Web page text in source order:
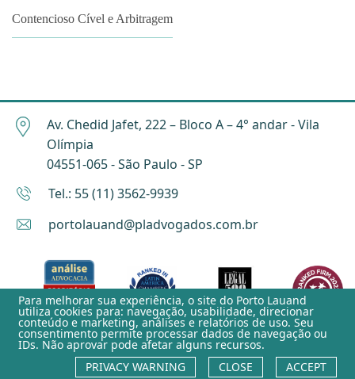
Contencioso Cível e Arbitragem
Av. Chedid Jafet, 222 – Bloco A – 4° andar - Vila
Olímpia
04551-065 - São Paulo - SP
Tel.: 55 (11) 3562-9939
portolauand@pladvogados.com.br
Privacy Warning
Para melhorar sua experiência, o site do Porto Lauand
utiliza cookies para: navegação, usabilidade, direcionar
conteúdo e marketing, análises e relatórios de uso. Seu
consentimento permite processar dados de navegação ou
IDs. Não aprovar pode afetar alguns recursos.
PRIVACY WARNING
CLOSE ACCEPT